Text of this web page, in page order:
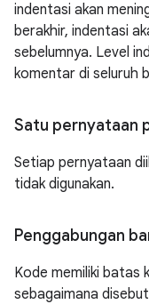
indentasi akan
berakhir, indentasi
sebelumnya. Level
komentar di seluruh
Satu pernyataan
Setiap pernyataan
tidak digunakan.
Penggabungan
Kode memiliki batas
sebagaimana